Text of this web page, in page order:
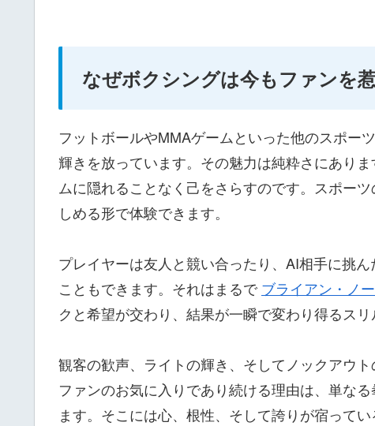
なぜボクシングは今もファンを
フットボールやMMAゲームといった他のスポー
輝きを放っています。その魅力は純粋さにあり
ムに隠れることなく己をさらすのです。スポー
しめる形で体験できます。
プレイヤーは友人と競い合ったり、AI相手に挑
こともできます。それはまるでブライアン・ノ
クと希望が交わり、結果が一瞬で変わり得るスリ
観客の歓声、ライトの輝き、そしてノックアウ
ファンのお気に入りであり続ける理由は、単な
ます。そこには心、根性、そして誇りが宿ってい